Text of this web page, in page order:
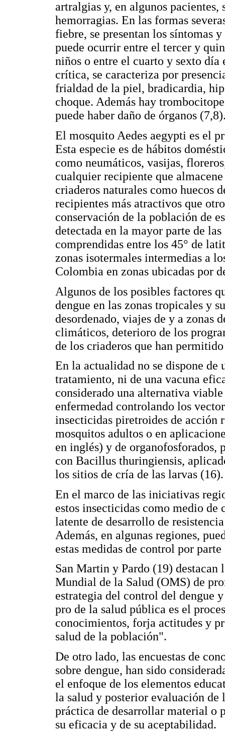
artralgias y, en algunos pacientes,
hemorragias. En las formas
fiebre, se presentan los síntomas
puede ocurrir entre el tercer y
niños o entre el cuarto y sexto día
crítica, se caracteriza por
frialdad de la piel, bradicardia,
choque. Además hay
puede haber daño de órganos
El mosquito Aedes aegypti es el
Esta especie es de hábitos
como neumáticos, vasijas,
cualquier recipiente que
criaderos naturales como huecos
recipientes más atractivos que
conservación de la población de
detectada en la mayor parte de
comprendidas entre los 45° de
zonas isotermales intermedias a
Colombia en zonas ubicadas por
Algunos de los posibles factores
dengue en las zonas tropicales y
desordenado, viajes de y a zonas
climáticos, deterioro de los
de los criaderos que han
En la actualidad no se dispone
tratamiento, ni de una vacuna
considerado una alternativa
enfermedad controlando los
insecticidas piretroides de acción
mosquitos adultos o en
en inglés) y de
con Bacillus thuringiensis,
los sitios de cría de las larvas (16).
En el marco de las iniciativas
estos insecticidas como medio
latente de desarrollo de
Además, en algunas regiones,
estas medidas de control por
San Martin y Pardo (19)
Mundial de la Salud (OMS) de
estrategia del control del dengue
pro de la salud pública es el
conocimientos, forja actitudes y
salud de la población".
De otro lado, las encuestas de
sobre dengue, han sido
el enfoque de los elementos
la salud y posterior evaluación de
práctica de desarrollar material o
su eficacia y de su aceptabilidad.